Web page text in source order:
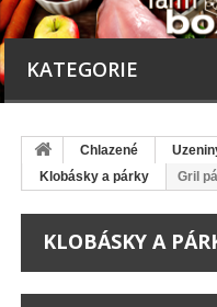
KATEGORIE
Chlazené
Klobásky a párky
Gril
KLOBÁSKY A